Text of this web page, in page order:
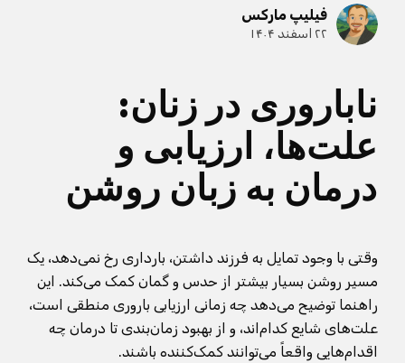
فیلیپ مارکس
۲۲ اسفند ۱۴۰۴
ناباروری در زنان:
علت‌ها، ارزیابی و
درمان به زبان روشن
وقتی با وجود تمایل به فرزند داشتن، بارداری رخ نمی‌دهد، یک
مسیر روشن بسیار بیشتر از حدس و گمان کمک می‌کند. این
راهنما توضیح می‌دهد چه زمانی ارزیابی باروری منطقی است،
علت‌های شایع کدام‌اند، و از بهبود زمان‌بندی تا درمان چه
اقدام‌هایی واقعاً می‌توانند کمک‌کننده باشند.